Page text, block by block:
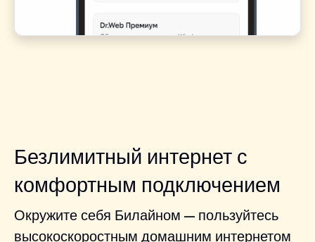
Безлимитный интернет с
комфортным подключением
Окружите себя Билайном — пользуйтесь
высокоскоростным домашним интернетом